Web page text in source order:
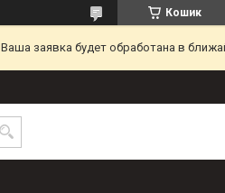
Кошик
заявка будет обработана в